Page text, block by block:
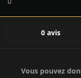
0 avis
Vous pouvez